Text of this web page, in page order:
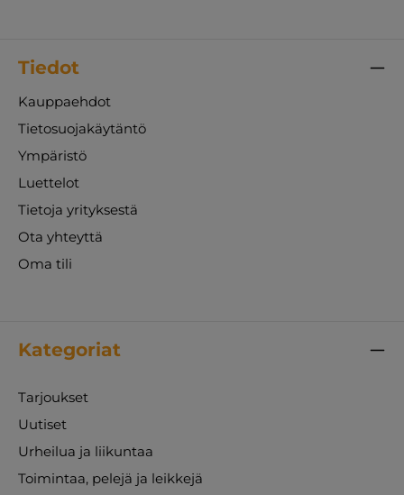
Tiedot
Kauppaehdot
Tietosuojakäytäntö
Ympäristö
Luettelot
Tietoja yrityksestä
Ota yhteyttä
Oma tili
Kategoriat
Tarjoukset
Uutiset
Urheilua ja liikuntaa
Toimintaa, pelejä ja leikkejä